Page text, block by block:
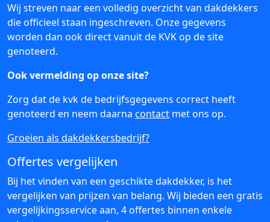
Wij streven naar een volledig overzicht van dakdekkers
die officieel staan ingeschreven. Onze gegevens
worden dan ook direct vanuit de KVK op de site
genoteerd.
Ook vermelding op onze site?
Zorg dat de kvk de bedrijfsgegevens correct heeft
genoteerd en neem daarna contact met ons op.
Groeien als dakdekkersbedrijf?
Offertes vergelijken
Bij het vinden van een geschikte dakdekker, is het
vergelijken van prijzen van belang. Wij bieden een gratis
vergelijkingsservice aan, 4 offertes binnen enkele